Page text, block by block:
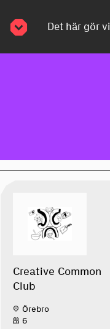
Det här gör vi
Creative Common
Club
Örebro
6